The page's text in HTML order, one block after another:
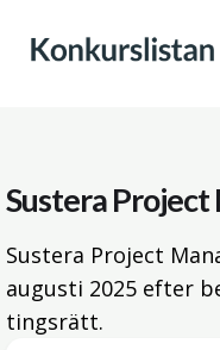
Sustera
Sustera Project
augusti 2025 efter
tingsrätt.